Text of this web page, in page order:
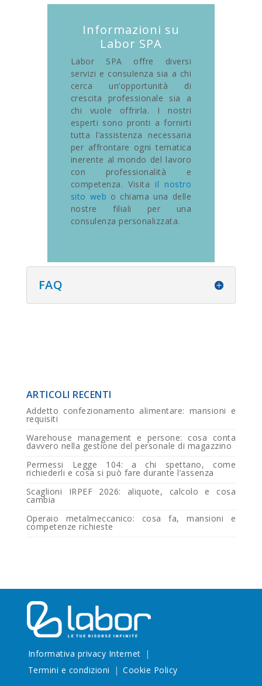
Informazioni su
Labor SPA
Labor SPA offre diversi
servizi e consulenza sia a chi
cerca un’opportunità di
crescita professionale sia a
chi vuole offrirla. I nostri
esperti sono pronti a fornirti
tutta l’assistenza necessaria
per affrontare ogni tematica
inerente al mondo del lavoro
con professionalità e
competenza. Visita il nostro
sito web o chiama una delle
nostre filiali per una
consulenza personalizzata.
FAQ
ARTICOLI RECENTI
Addetto confezionamento alimentare: mansioni e
requisiti
Warehouse management e persone: cosa conta
davvero nella gestione del personale di magazzino
Permessi Legge 104: a chi spettano, come
richiederli e cosa si può fare durante l’assenza
Scaglioni IRPEF 2026: aliquote, calcolo e cosa
cambia
Operaio metalmeccanico: cosa fa, mansioni e
competenze richieste
Informativa privacy Internet
Termini e condizioni
Cookie Policy